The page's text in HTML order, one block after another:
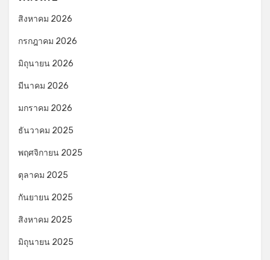
สิงหาคม 2026
กรกฎาคม 2026
มิถุนายน 2026
มีนาคม 2026
มกราคม 2026
ธันวาคม 2025
พฤศจิกายน 2025
ตุลาคม 2025
กันยายน 2025
สิงหาคม 2025
มิถุนายน 2025